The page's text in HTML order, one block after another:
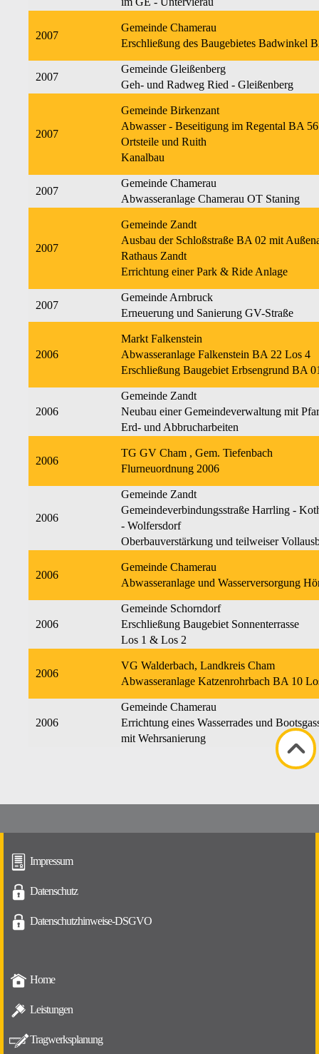
2007
Gemeinde Chamerau
Erschließung des Baugebietes Badwinkel
2007
Gemeinde Gleißenberg
Geh- und Radweg Ried - Gleißenberg
2007
Gemeinde Birkenzant
Abwasser - Beseitigung im Regental BA
Ortsteile und Ruith
Kanalbau
2007
Gemeinde Chamerau
Abwasseranlage Chamerau OT Staning
2007
Gemeinde Zandt
Ausbau der Schloßstraße BA 02 mit
Rathaus Zandt
Errichtung einer Park & Ride Anlage
2007
Gemeinde Arnbruck
Erneuerung und Sanierung GV-Straße
2006
Markt Falkenstein
Abwasseranlage Falkenstein BA 22 Los 4
Erschließung Baugebiet Erbsengrund BA
2006
Gemeinde Zandt
Neubau einer Gemeindeverwaltung mit
Erd- und Abbrucharbeiten
2006
TG GV Cham , Gem. Tiefenbach
Flurneuordnung 2006
2006
Gemeinde Zandt
Gemeindeverbindungsstraße Harrling -
- Wolfersdorf
Oberbauverstärkung und teilweiser
2006
Gemeinde Chamerau
Abwasseranlage und Wasserversorgung
2006
Gemeinde Schorndorf
Erschließung Baugebiet Sonnenterrasse
Los 1 & Los 2
2006
VG Walderbach, Landkreis Cham
Abwasseranlage Katzenrohrbach BA 10
2006
Gemeinde Chamerau
Errichtung eines Wasserrades und
mit Wehrsanierung
Impressum
Datenschutz
Datenschutzhinweise-DSGVO
Home
Leistungen
Tragwerksplanung